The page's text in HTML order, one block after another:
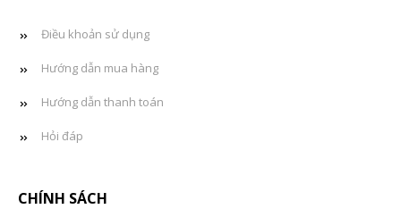
Điều khoản sử dụng
Hướng dẫn mua hàng
Hướng dẫn thanh toán
Hỏi đáp
CHÍNH SÁCH